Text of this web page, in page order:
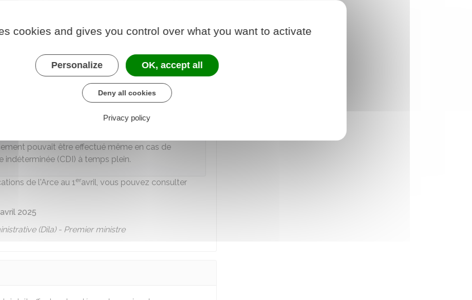
versements :
de l'aide, est effectué
la date du premier paiement. Pour
il faut respecter les 2 conditions suivantes :
salariée existe toujours.
en contrat de travail à durée indéterminée (CDI) à
pouvait être effectué même en cas de
indéterminée (CDI) à temps plein.
de l'Arce au 1eravril, vous pouvez consulter
2025
(Dila) - Premier ministre
cookies and gives you control over what you want to activate
Personalize OK, accept all
Deny all cookies
Privacy policy